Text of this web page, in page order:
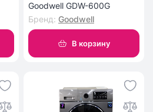
Goodwell GDW-600G
Бренд: Goodwell
В корзину